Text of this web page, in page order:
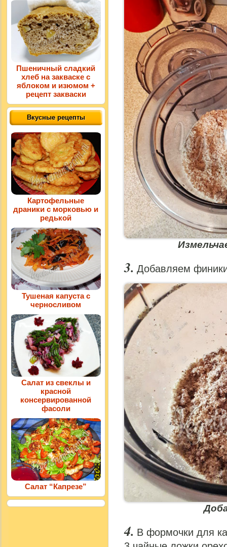
Добавляем
В формочки для
Пшеничный сладкий
хлеб на закваске с
яблоком и изюмом +
рецепт закваски
Вкусные рецепты
Картофельные
драники с морковью и
редькой
Тушеная капуста с
черносливом
Салат из свеклы и
красной
консервированной
фасоли
Салат “Капрезе”